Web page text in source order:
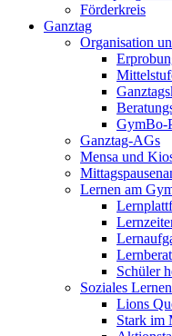
Förderkreis
Ganztag
Organisation
GymBo-
Ganztag-AGs
Mensa und
Lernen am
Schüler
Soziales Lernen
Lions
Stark im